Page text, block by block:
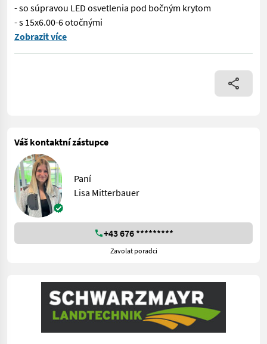
- so súpravou LED osvetlenia pod bočným krytom
- s 15x6.00-6 otočnými
Číslo výrobku: 67646 Lis na okrúhle balíky s 56 stlačenými
Zobrazit více
Váš kontaktní zástupce
Paní
Lisa Mitterbauer
+43 676 *********
Zavolat poradci